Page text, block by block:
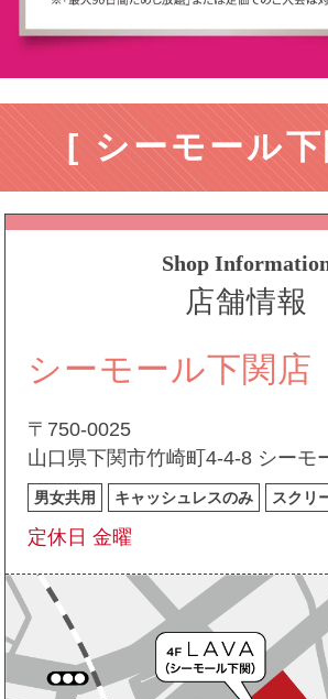
[ シーモール
Shop
店舗情報
シーモール下関店
〒750-0025
山口県下関市竹崎町4-4-8 シーモ
男女共用 キャッシュレスのみ スクリ
定休日 金曜